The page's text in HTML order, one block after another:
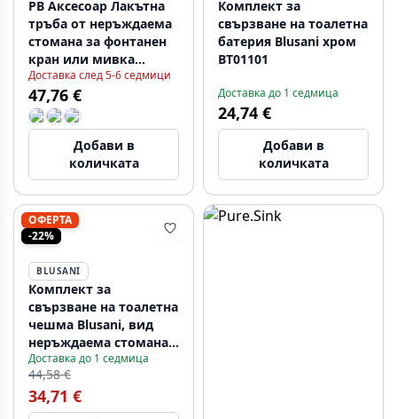
PB Аксесоар Лакътна
тръба от неръждаема
стомана за фонтанен
кран или мивка
1208969843
Доставка след 5-6 седмици
47,76 €
Добави в
количката
Комплект за
свързване на тоалетна
батерия Blusani хром
BT01101
Доставка до 1 седмица
24,74 €
Добави в
количката
ОФЕРТА
-22%
BLUSANI
Комплект за
свързване на тоалетна
чешма Blusani, вид
неръждаема стомана
BT01102
Доставка до 1 седмица
44,58 €
34,71 €